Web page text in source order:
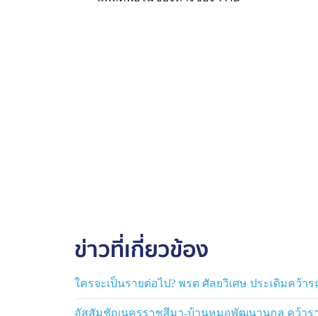
ข่าวที่เกี่ยวข้อง
ใครจะเป็นรายต่อไป? พรต ศัลยวิเศษ ประเดิมคว้
อัสสัมชัญนครราชสีมา-บ้านหมอพัฒนานุกูล คว้าราง